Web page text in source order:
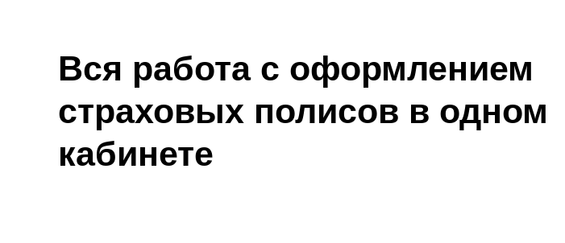
Вся работа с оформлением
страховых полисов в одном
кабинете